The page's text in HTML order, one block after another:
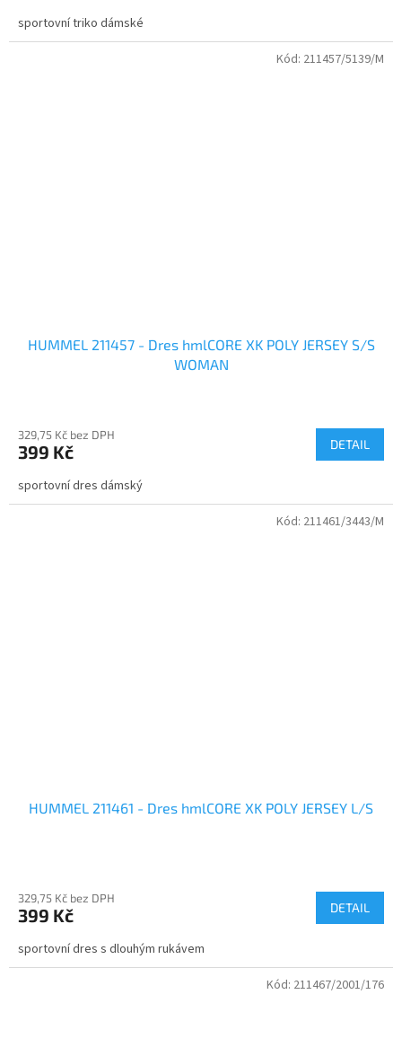
sportovní triko dámské
HUMMEL 211457 - Dres hmlCORE XK POLY JERSEY S/S
WOMAN
329,75 Kč bez DPH
399 Kč DETAIL
sportovní dres dámský
Kód: 211457/5139/M
HUMMEL 211461 - Dres hmlCORE XK POLY JERSEY L/S
329,75 Kč bez DPH
399 Kč DETAIL
sportovní dres s dlouhým rukávem
Kód: 211461/3443/M
Kód: 211467/2001/176